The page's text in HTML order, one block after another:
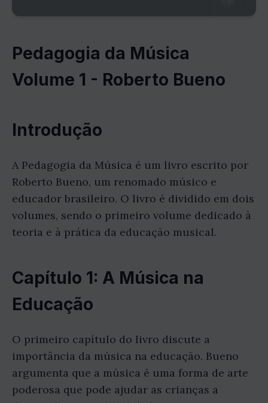
Pedagogia da Música
Volume 1 - Roberto Bueno
Introdução
A Pedagogia da Música é um livro escrito por
Roberto Bueno, um renomado músico e
educador brasileiro. O livro é dividido em dois
volumes, sendo o primeiro volume dedicado à
teoria e à prática da educação musical.
Capítulo 1: A Música na
Educação
O primeiro capítulo do livro discute a
importância da música na educação. Bueno
argumenta que a música é uma forma de arte
poderosa que pode ajudar as crianças a